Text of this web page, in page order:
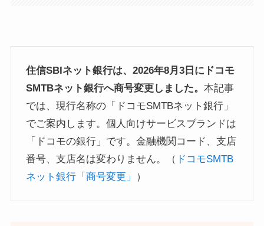
住信SBIネット銀行は、2026年8月3日にドコモ
SMTBネット銀行へ商号変更しました。本記事
では、現行名称の「ドコモSMTBネット銀行」
でご案内します。個人向けサービスブランドは
「ドコモの銀行」です。金融機関コード、支店
番号、支店名は変わりません。（ ドコモSMTB
ネット銀行「商号変更」 ）